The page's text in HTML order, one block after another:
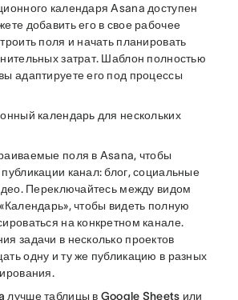
календаря Asana доступен
добавить его в свое рабочее
поля и начать планировать
затрат. Шаблон полностью
адаптируете его под процессы
календарь для нескольких
поля в Asana, чтобы
канал: блог, социальные
Переключайтесь между видом
чтобы видеть полную
на конкретном канале.
задачи в несколько проектов
одну и ту же публикацию в разных
лучше таблицы в Google Sheets или